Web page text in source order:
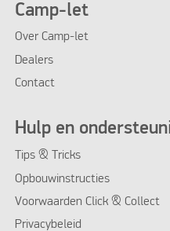
Camp-let
Over Camp-let
Dealers
Contact
Hulp en
Tips & Tricks
Opbouwinstructies
Voorwaarden Click & Collect
Privacybeleid